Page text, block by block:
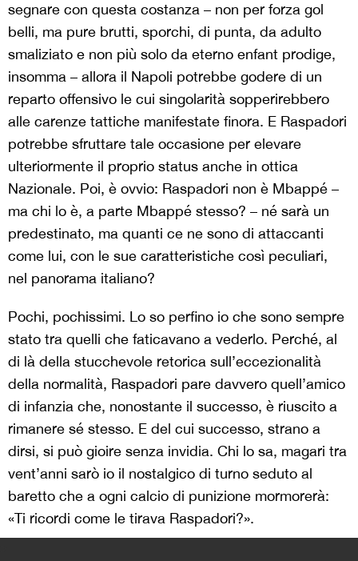
segnare con questa costanza – non per forza gol
belli, ma pure brutti, sporchi, di punta, da adulto
smaliziato e non più solo da eterno enfant prodige,
insomma – allora il Napoli potrebbe godere di un
reparto offensivo le cui singolarità sopperirebbero
alle carenze tattiche manifestate finora. E Raspadori
potrebbe sfruttare tale occasione per elevare
ulteriormente il proprio status anche in ottica
Nazionale. Poi, è ovvio: Raspadori non è Mbappé –
ma chi lo è, a parte Mbappé stesso? – né sarà un
predestinato, ma quanti ce ne sono di attaccanti
come lui, con le sue caratteristiche così peculiari,
nel panorama italiano?
Pochi, pochissimi. Lo so perfino io che sono sempre
stato tra quelli che faticavano a vederlo. Perché, al
di là della stucchevole retorica sull’eccezionalità
della normalità, Raspadori pare davvero quell’amico
di infanzia che, nonostante il successo, è riuscito a
rimanere sé stesso. E del cui successo, strano a
dirsi, si può gioire senza invidia. Chi lo sa, magari tra
vent’anni sarò io il nostalgico di turno seduto al
baretto che a ogni calcio di punizione mormorerà:
«Ti ricordi come le tirava Raspadori?».